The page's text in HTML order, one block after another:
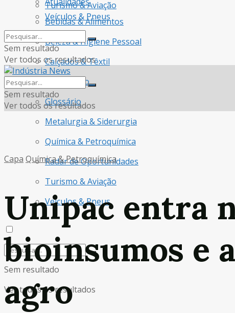
Bebidas & Alimentos
Beleza & Higiene Pessoal
Calçados & Têxtil
Construção
Glossário
Metalurgia & Siderurgia
Química & Petroquímica
Radar de Oportunidades
Turismo & Aviação
Veículos & Pneus
Sem resultado
Ver todos os resultados
Turismo & Aviação
Veículos & Pneus
Sem resultado
Ver todos os resultados
Sem resultado
Ver todos os resultados
Capa Química & Petroquímica
Unipac entra
bioinsumos e
agro